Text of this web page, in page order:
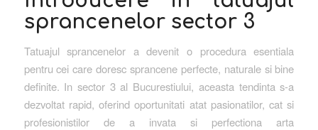
sprancenelor sector 3
Tatuajul sprancenelor a devenit o procedura esentiala
pentru cei care doresc sprancene perfecte, naturale si bine
definite. In sector 3 al Bucurestiului, aceasta tendinta s-a
dezvoltat rapid, oferind oportunitati atat pasionatilor, cat si
profesionistilor de a invata si perfectiona arta